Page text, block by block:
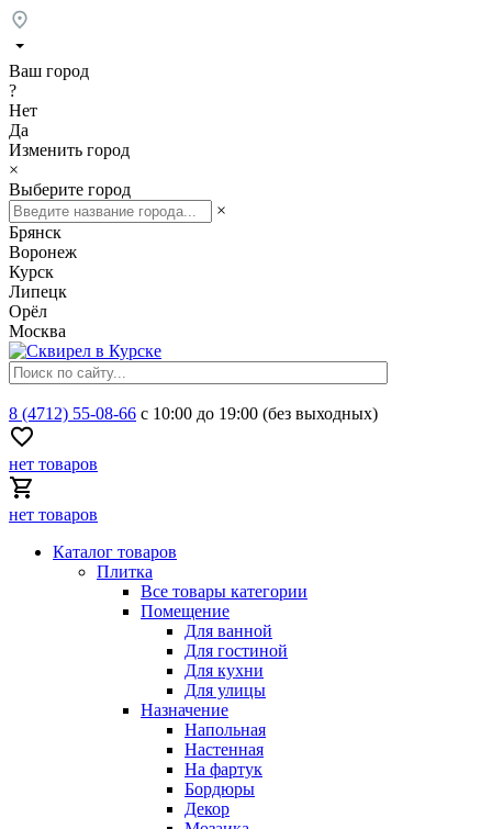
Ваш город
?
Нет
Да
Изменить город
×
Выберите город
×
Брянск
Воронеж
Курск
Липецк
Орёл
Москва
8 (4712) 55-08-66 с 10:00 до 19:00 (без выходных)
нет товаров
нет товаров
Каталог товаров
Плитка
Все товары категории
Помещение
Для ванной
Для гостиной
Для кухни
Для улицы
Назначение
Напольная
Настенная
На фартук
Бордюры
Декор